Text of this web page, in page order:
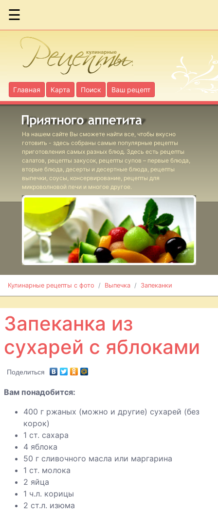
☰
Главная Карта Поиск Ваш рецепт
На нашем сайте Вы сможете найти все, чтобы вкусно
готовить - здесь собраны самые популярные рецепты
приготовления самых разных блюд. Здесь есть рецепты
салатов, рецепты закусок, рецепты супов – первые блюда,
вторые блюда, десерты и десертные блюда, рецепты
выпечки, соусы, консервирование, рецепты для
микроволновой печи и многое другое.
Кулинарные рецепты с фото Выпечка Запеканки
Макаронная
запеканка
Мясная
запеканка
Рыбная
запеканка из
морского
окуня
Творожная
запеканка
Запеканка
"Деревенская"
Запеканка из
минтая с
овощами
Запеканка из
овощей с
вешенками
сухарей с
Запеканка с
капустой
Запеканка из
сухарей с яблоками
Поделиться
Вам понадобится:
400 г ржаных (можно и другие) сухарей (без
корок)
1 ст. сахара
4 яблока
50 г сливочного масла или маргарина
1 ст. молока
2 яйца
1 ч.л. корицы
2 ст.л. изюма